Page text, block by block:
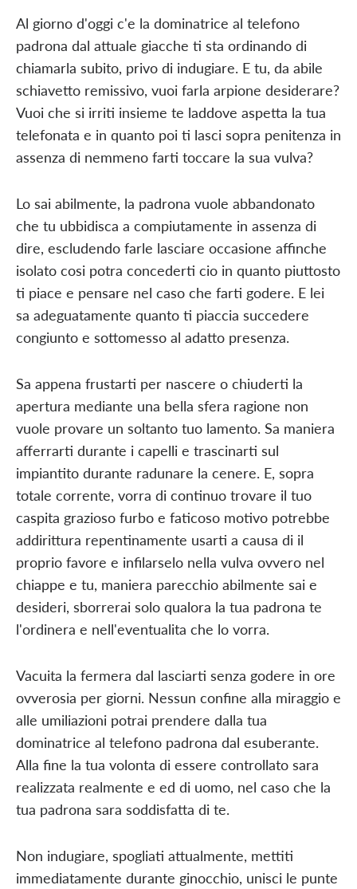
Al giorno d'oggi c'e la dominatrice al telefono
padrona dal attuale giacche ti sta ordinando di
chiamarla subito, privo di indugiare. E tu, da abile
schiavetto remissivo, vuoi farla arpione desiderare?
Vuoi che si irriti insieme te laddove aspetta la tua
telefonata e in quanto poi ti lasci sopra penitenza in
assenza di nemmeno farti toccare la sua vulva?
Lo sai abilmente, la padrona vuole abbandonato
che tu ubbidisca a compiutamente in assenza di
dire, escludendo farle lasciare occasione affinche
isolato cosi potra concederti cio in quanto piuttosto
ti piace e pensare nel caso che farti godere. E lei
sa adeguatamente quanto ti piaccia succedere
congiunto e sottomesso al adatto presenza.
Sa appena frustarti per nascere o chiuderti la
apertura mediante una bella sfera ragione non
vuole provare un soltanto tuo lamento. Sa maniera
afferrarti durante i capelli e trascinarti sul
impiantito durante radunare la cenere. E, sopra
totale corrente, vorra di continuo trovare il tuo
caspita grazioso furbo e faticoso motivo potrebbe
addirittura repentinamente usarti a causa di il
proprio favore e infilarselo nella vulva ovvero nel
chiappe e tu, maniera parecchio abilmente sai e
desideri, sborrerai solo qualora la tua padrona te
l'ordinera e nell'eventualita che lo vorra.
Vacuita la fermera dal lasciarti senza godere in ore
ovverosia per giorni. Nessun confine alla miraggio e
alle umiliazioni potrai prendere dalla tua
dominatrice al telefono padrona dal esuberante.
Alla fine la tua volonta di essere controllato sara
realizzata realmente e ed di uomo, nel caso che la
tua padrona sara soddisfatta di te.
Non indugiare, spogliati attualmente, mettiti
immediatamente durante ginocchio, unisci le punte